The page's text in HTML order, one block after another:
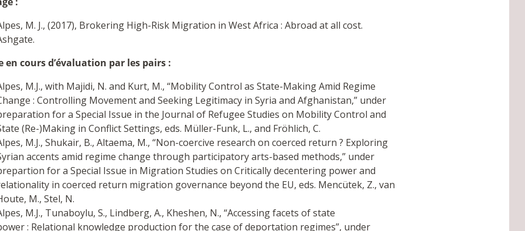
M. J., (2017), Brokering High-Risk Migration in West Africa : Abroad at all cost.
en cours d’évaluation par les pairs :
M.J., with Majidi, N. and Kurt, M., “Mobility Control as State-Making Amid Regime
: Controlling Movement and Seeking Legitimacy in Syria and Afghanistan,” under
for a Special Issue in the Journal of Refugee Studies on Mobility Control and
(Re-)Making in Conflict Settings, eds. Müller-Funk, L., and Fröhlich, C.
M.J., Shukair, B., Altaema, M., “Non-coercive research on coerced return ? Exploring
accents amid regime change through participatory arts-based methods,” under
for a Special Issue in Migration Studies on Critically decentering power and
in coerced return migration governance beyond the EU, eds. Mencütek, Z., van
M., Stel, N.
M.J., Tunaboylu, S., Lindberg, A., Kheshen, N., “Accessing facets of state
: Relational knowledge production for the case of deportation regimes”, under